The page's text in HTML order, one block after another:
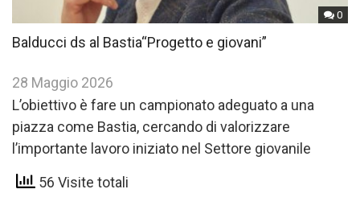
0
Balducci ds al Bastia“Progetto e giovani”
28 Maggio 2026
L’obiettivo è fare un campionato adeguato a una
piazza come Bastia, cercando di valorizzare
l’importante lavoro iniziato nel Settore giovanile
56 Visite totali